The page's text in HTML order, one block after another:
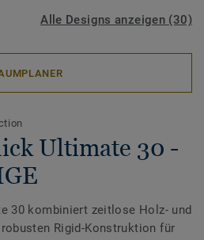
Alle Designs anzeigen (30)
Ultimate 30 -
30 kombiniert zeitlose Holz- und
Rigid-Konstruktion für